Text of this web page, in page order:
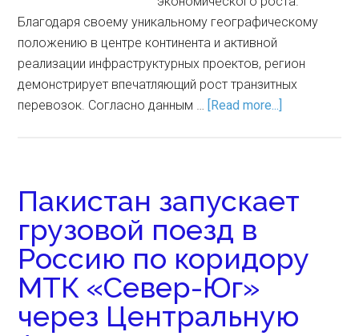
Благодаря своему уникальному географическому
положению в центре континента и активной
реализации инфраструктурных проектов, регион
демонстрирует впечатляющий рост транзитных
перевозок. Согласно данным … [Read more...]
Пакистан запускает
грузовой поезд в
Россию по коридору
МТК «Север-Юг»
через Центральную